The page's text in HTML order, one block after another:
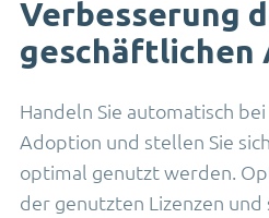
Verbesserung
Handeln Sie automatisch
Adoption und stellen Sie
optimal genutzt werden.
der genutzten Lizenzen und